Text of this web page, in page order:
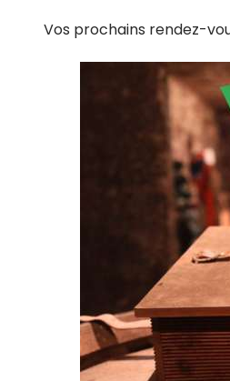
Vos prochains rendez-